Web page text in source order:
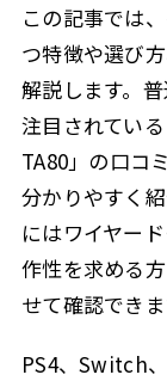
この記事では
つ特徴や選び
解説します。
注目されてい
TA80」の口コ
分かりやすく
にはワイヤー
作性を求める
せて確認できま
PS4、Switch